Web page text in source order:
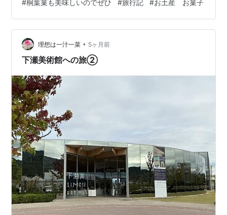
菓(とうようか) バスの中で話題になったので購入 もみじ
饅頭のもっちりしたもの 美味しかったです^_^ この旅は
私独り参加でした バスで相席となった方と 仲良くなって
とても楽しい旅でした♪ 旅行会社が目新しい所を …
#桐葉菓も美味しいのでぜひ #旅行記 #お土産 お菓子
理想は一汁一菜 • 5ヶ月前
下瀬美術館への旅②